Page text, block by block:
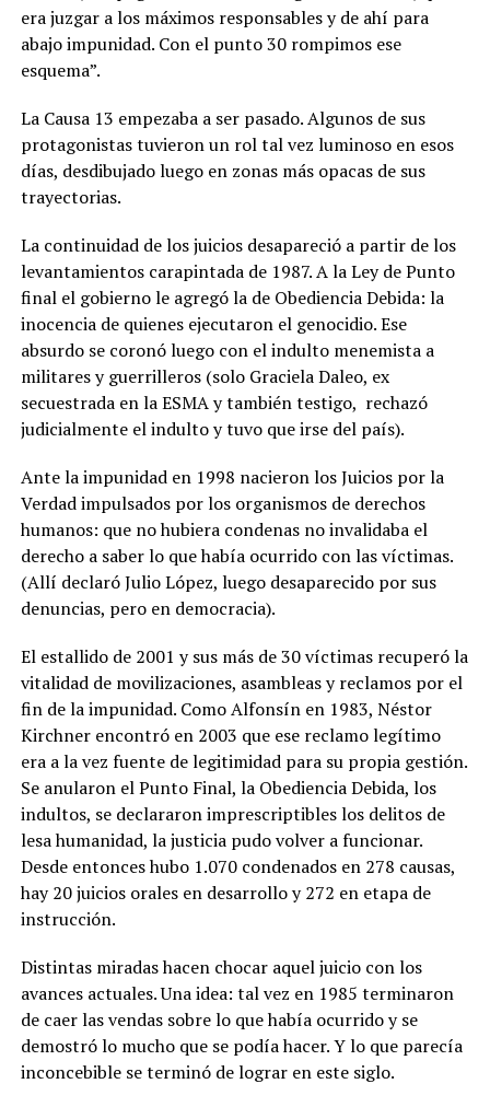
era juzgar a los máximos responsables y de ahí para
abajo impunidad. Con el punto 30 rompimos ese
esquema”.
La Causa 13 empezaba a ser pasado. Algunos de sus
protagonistas tuvieron un rol tal vez luminoso en esos
días, desdibujado luego en zonas más opacas de sus
trayectorias.
La continuidad de los juicios desapareció a partir de los
levantamientos carapintada de 1987. A la Ley de Punto
final el gobierno le agregó la de Obediencia Debida: la
inocencia de quienes ejecutaron el genocidio. Ese
absurdo se coronó luego con el indulto menemista a
militares y guerrilleros (solo Graciela Daleo, ex
secuestrada en la ESMA y también testigo, rechazó
judicialmente el indulto y tuvo que irse del país).
Ante la impunidad en 1998 nacieron los Juicios por la
Verdad impulsados por los organismos de derechos
humanos: que no hubiera condenas no invalidaba el
derecho a saber lo que había ocurrido con las víctimas.
(Allí declaró Julio López, luego desaparecido por sus
denuncias, pero en democracia).
El estallido de 2001 y sus más de 30 víctimas recuperó la
vitalidad de movilizaciones, asambleas y reclamos por el
fin de la impunidad. Como Alfonsín en 1983, Néstor
Kirchner encontró en 2003 que ese reclamo legítimo
era a la vez fuente de legitimidad para su propia gestión.
Se anularon el Punto Final, la Obediencia Debida, los
indultos, se declararon imprescriptibles los delitos de
lesa humanidad, la justicia pudo volver a funcionar.
Desde entonces hubo 1.070 condenados en 278 causas,
hay 20 juicios orales en desarrollo y 272 en etapa de
instrucción.
Distintas miradas hacen chocar aquel juicio con los
avances actuales. Una idea: tal vez en 1985 terminaron
de caer las vendas sobre lo que había ocurrido y se
demostró lo mucho que se podía hacer. Y lo que parecía
inconcebible se terminó de lograr en este siglo.